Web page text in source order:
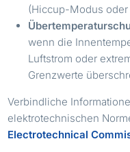
(Hiccup-Modus
wenn die
Luftstrom oder
Grenzwerte
Verbindliche
elektrotechnischen
Electrotechnical